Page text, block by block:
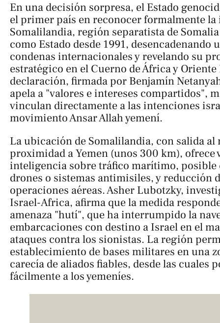
En una decisión sorpresa, el Estado
el primer país en reconocer formalmente la
Somalilandia, región separatista de
como Estado desde 1991, desencadenando
condenas internacionales y revelando su
estratégico en el Cuerno de África y
declaración, firmada por Benjamín
apela a "valores e intereses compartidos",
vinculan directamente a las intenciones
movimiento Ansar Allah yemení.
La ubicación de Somalilandia, con salida al
proximidad a Yemen (unos 300 km), ofrece
inteligencia sobre tráfico marítimo, posible
drones o sistemas antimisiles, y reducción
operaciones aéreas. Asher Lubotzky,
Israel-Africa, afirma que la medida
amenaza "hutí", que ha interrumpido la
embarcaciones con destino a Israel en el
ataques contra los sionistas. La región
establecimiento de bases militares en una
carecía de aliados fiables, desde las cuales
fácilmente a los yemeníes.